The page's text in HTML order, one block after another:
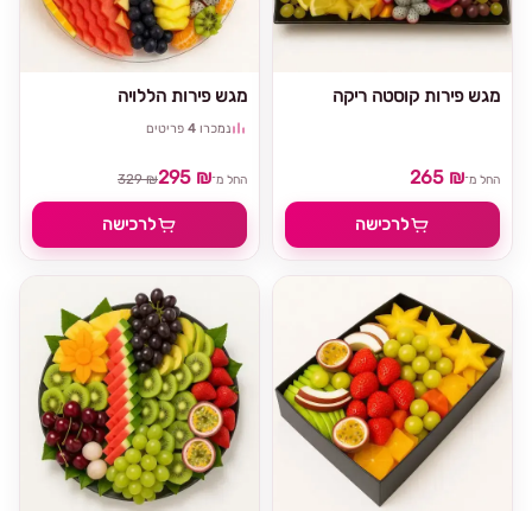
מגש פירות הללויה
נמכרו 4 פריטים
החל מ־295 ₪
329 ₪
לרכישה
מגש פירות קוסטה ריקה
החל מ־265 ₪
לרכישה